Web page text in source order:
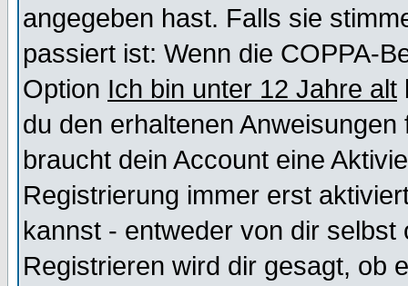
angegeben hast. Falls sie
passiert ist: Wenn die COPPA-
Option Ich bin unter 12 Jahre alt
du den erhaltenen
braucht dein Account eine
Registrierung immer erst
kannst - entweder von dir selbst
Registrieren wird dir gesagt, ob